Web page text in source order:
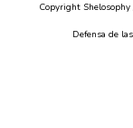
Copyright Shelosophy
Defensa de